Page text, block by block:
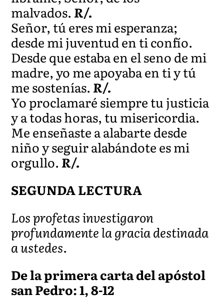
malvados.R/.
Señor, tú eres mi esperanza;
desde mi juventud en ti confío.
Desde que estaba en el seno de mi
madre, yo me apoyaba en ti y tú
me sostenías.R/.
Yo proclamaré siempre tu justicia
y a todas horas, tu misericordia.
Me enseñaste a alabarte desde
niño y seguir alabándote es mi
orgullo.R/.
SEGUNDA LECTURA
Los profetas investigaron
profundamente la gracia destinada
a ustedes.
De la primera carta del apóstol
san Pedro: 1, 8-12